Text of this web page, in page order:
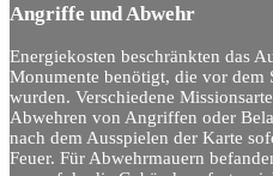
Angriffe und Abwehr
Energiekosten beschränkten das
Monumente benötigt, die vor dem
wurden. Verschiedene
Abwehren von Angriffen oder
nach dem Ausspielen der Karte
Feuer. Für Abwehrmauern